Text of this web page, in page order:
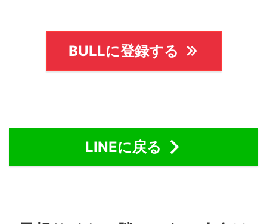
BULLに登録する
LINEに戻る